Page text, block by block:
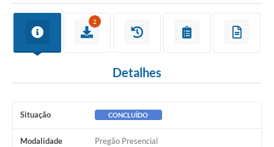
2
Detalhes
Situação CONCLUÍDO
Modalidade Pregão Presencial